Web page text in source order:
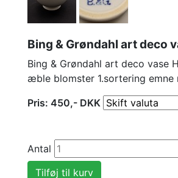
Bing & Grøndahl art deco
Bing & Grøndahl art deco vase
æble blomster 1.sortering emne
Pris: 450,- DKK
Antal